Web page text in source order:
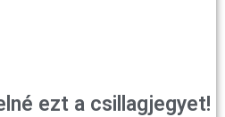
ezt a csillagjegyet!